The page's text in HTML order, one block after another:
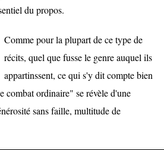
du propos.
Comme pour la plupart de ce type de
récits, quel que fusse le genre auquel ils
appartinssent, ce qui s'y dit compte bien
combat ordinaire" se révèle d'une
sans faille, multitude de